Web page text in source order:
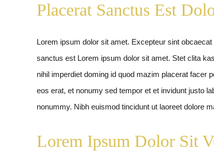
Placerat Sanctus Est
Lorem ipsum dolor sit amet. Excepteur sint
sanctus est Lorem ipsum dolor sit amet. Stet clita
nihil imperdiet doming id quod mazim placerat facer
eos erat, et nonumy sed tempor et et invidunt justo
nonummy. Nibh euismod tincidunt ut laoreet dolore
Lorem Ipsum Dolor Sit